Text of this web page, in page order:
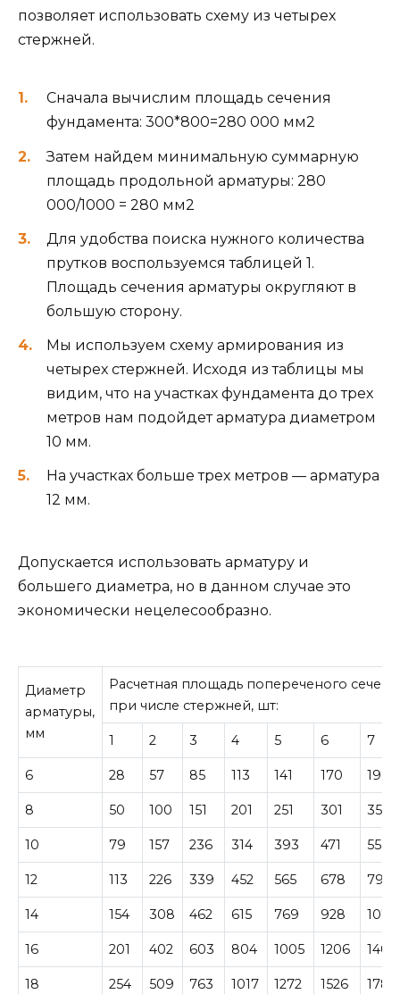
позволяет использовать схему из четырех
стержней.
Сначала вычислим площадь сечения
фундамента: 300*800=280 000 мм2
Затем найдем минимальную суммарную
площадь продольной арматуры: 280
000/1000 = 280 мм2
Для удобства поиска нужного количества
прутков воспользуемся таблицей 1.
Площадь сечения арматуры округляют в
большую сторону.
Мы используем схему армирования из
четырех стержней. Исходя из таблицы мы
видим, что на участках фундамента до трех
метров нам подойдет арматура диаметром
10 мм.
На участках больше трех метров — арматура
12 мм.
Допускается использовать арматуру и
большего диаметра, но в данном случае это
экономически нецелесообразно.
Диаметр
арматуры,
мм
Расчетная площадь попереченого
при числе стержней, шт:
1 2 3 4 5 6 7
6 28 57 85 113 141 170 198
8 50 100 151 201 251 301 352
10 79 157 236 314 393 471 550
12 113 226 339 452 565 678 791
14 154 308 462 615 769 928 1077
16 201 402 603 804 1005 1206 1407
18 254 509 763 1017 1272 1526 1780